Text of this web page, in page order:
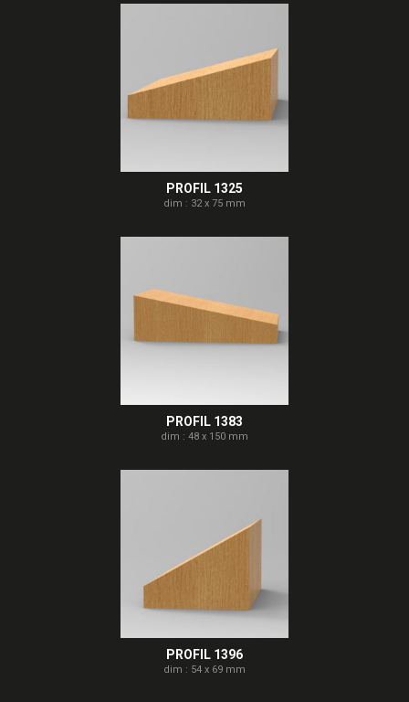
PROFIL 1325
dim : 32 x 75 mm
PROFIL 1383
dim : 48 x 150 mm
PROFIL 1396
dim : 54 x 69 mm